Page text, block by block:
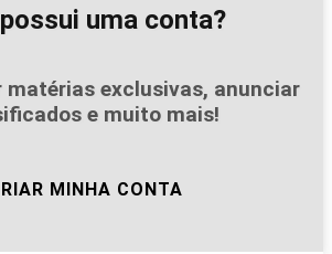
uma conta?
matérias exclusivas, anunciar
e muito mais!
MINHA CONTA